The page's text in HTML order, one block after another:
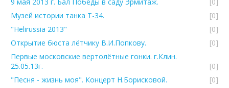
Музей истории танка Т-34.
[0]
"Helirussia 2013"
[0]
Открытие бюста лётчику В.И.Попкову.
[0]
Первые московские вертолётные гонки. г.Клин.
25.05.13г.
[0]
"Песня - жизнь моя". Концерт Н.Борисковой.
[0]